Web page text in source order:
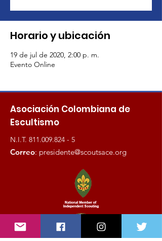
Horario y ubicación
19 de jul de 2020, 2:00 p. m.
Evento Online
Asociación Colombiana de
Escultismo
N.I.T. 811.009.824 - 5
Correo: presidente@scoutsace.org